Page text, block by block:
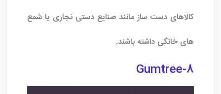
کالاهای دست ساز مانند صنایع دستی نجاری یا شمع
های خانگی داشته باشند.
8-Gumtree